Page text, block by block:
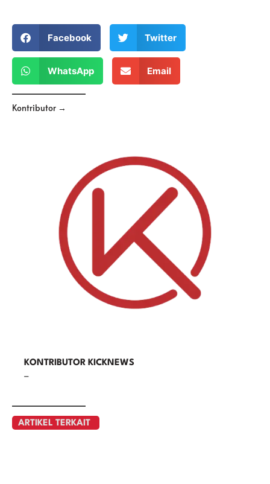
Facebook Twitter
WhatsApp Email
Kontributor →
KONTRIBUTOR KICKNEWS
–
ARTIKEL TERKAIT